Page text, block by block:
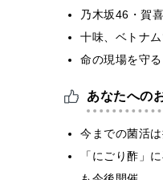
乃木坂46・賀
十味、ベトナ
命の現場を守
あなたへの
今までの菌活
「にごり酢」